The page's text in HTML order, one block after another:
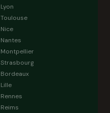
Lyon
Toulouse
Nice
Nantes
Montpellier
Strasbourg
Bordeaux
Lille
Rennes
Reims